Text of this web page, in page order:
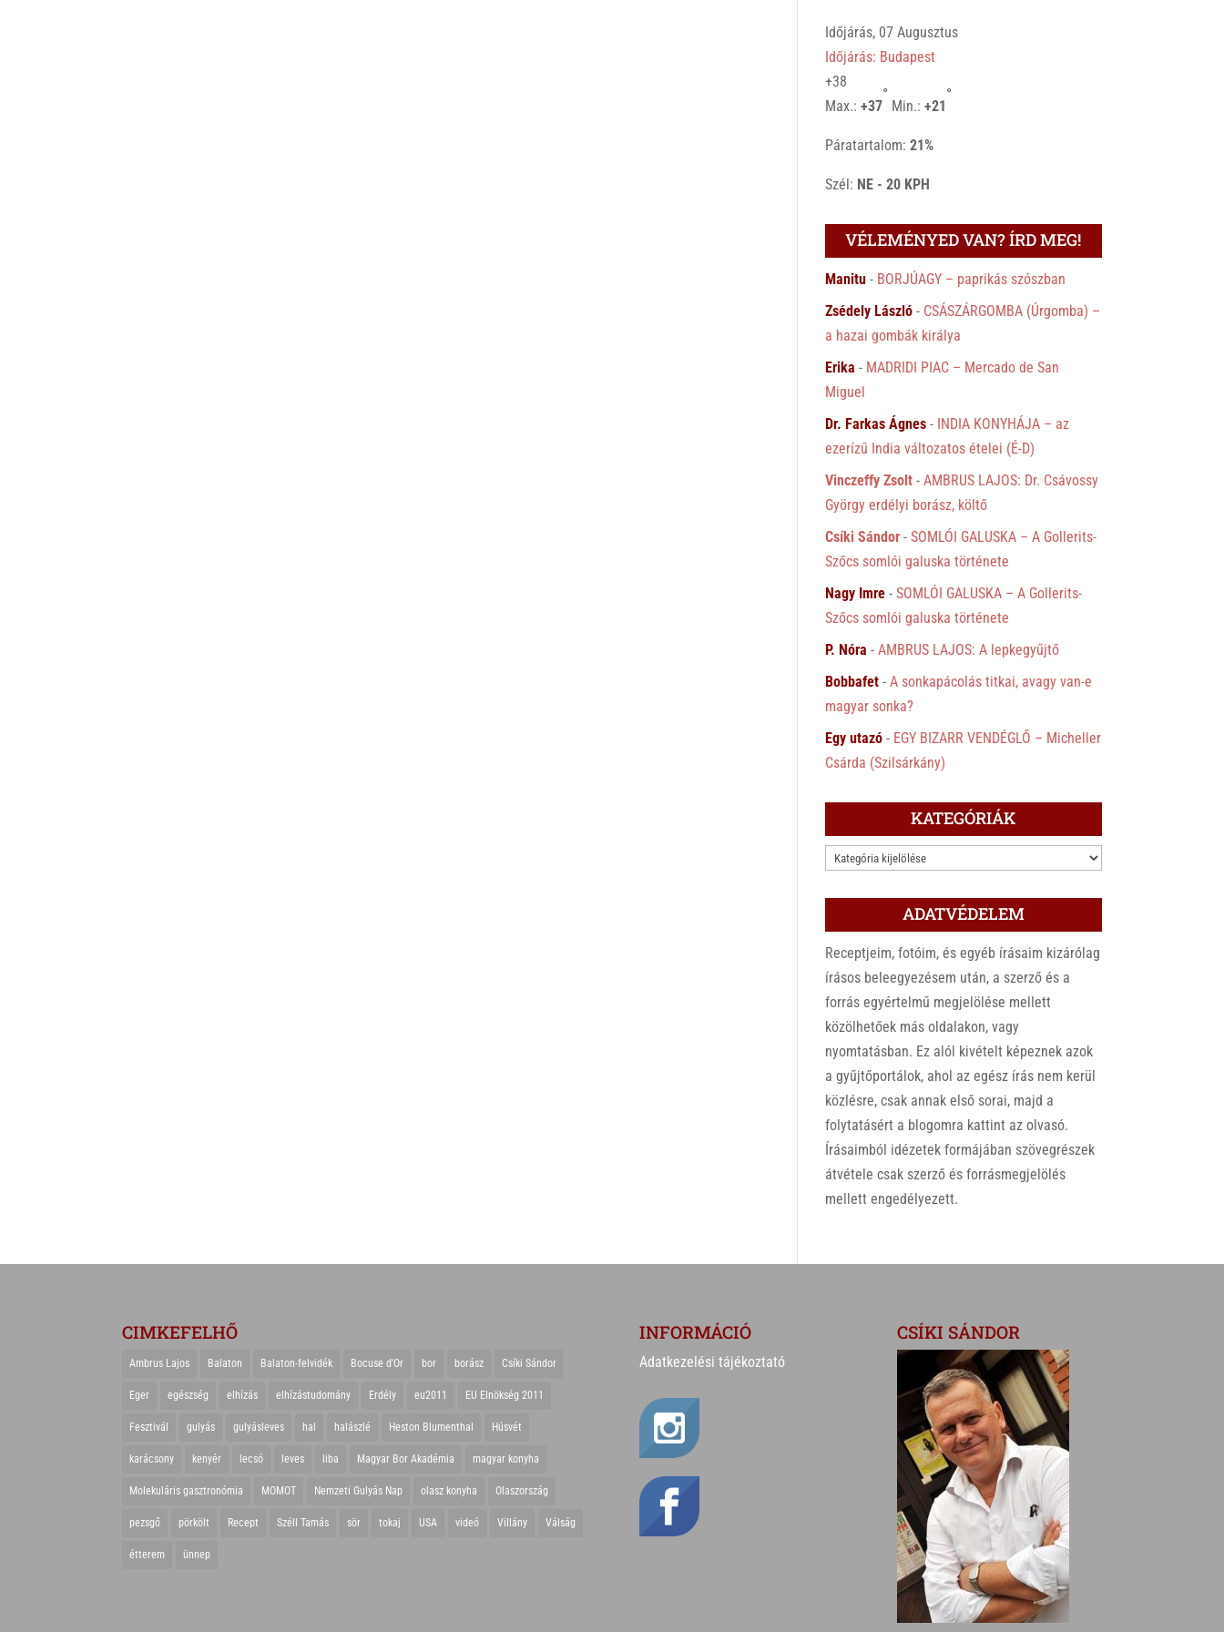
Időjárás, 07 Augusztus
Időjárás: Budapest
+38
Max.:+37
°
Min.:+21
°
Páratartalom:21%
Szél: NE - 20 KPH
VÉLEMÉNYED VAN? ÍRD MEG!
Manitu - BORJÚAGY – paprikás szószban
Zsédely László - CSÁSZÁRGOMBA (Úrgomba) –
a hazai gombák királya
Erika - MADRIDI PIAC – Mercado de San
Miguel
Dr. Farkas Ágnes - INDIA KONYHÁJA – az
ezerízű India változatos ételei (É-D)
Vinczeffy Zsolt -AMBRUS LAJOS: Dr. Csávossy
György erdélyi borász, költő
Csíki Sándor -SOMLÓI GALUSKA – A Gollerits-
Szőcs somlói galuska története
Nagy Imre -SOMLÓI GALUSKA – A Gollerits-
Szőcs somlói galuska története
P. Nóra -AMBRUS LAJOS: A lepkegyűjtő
Bobbafet -A sonkapácolás titkai, avagy van-e
magyar sonka?
Egy utazó - EGY BIZARR VENDÉGLŐ – Micheller
Csárda (Szilsárkány)
KATEGÓRIÁK
KATEGÓRIÁK
ADATVÉDELEM
Receptjeim, fotóim, és egyéb írásaim kizárólag
írásos beleegyezésem után, a szerző és a
forrás egyértelmű megjelölése mellett
közölhetőek más oldalakon, vagy
nyomtatásban. Ez alól kivételt képeznek azok
a gyűjtőportálok, ahol az egész írás nem kerül
közlésre, csak annak első sorai, majd a
folytatásért a blogomra kattint az olvasó.
Írásaimból idézetek formájában szövegrészek
átvétele csak szerző és forrásmegjelölés
mellett engedélyezett.
CIMKEFELHŐ
Ambrus Lajos Balaton Balaton-felvidék Bocuse d'Or bor borász Csíki Sándor
Eger egészség elhízás elhízástudomány Erdély eu2011 EU Elnökség 2011
Fesztivál gulyás gulyásleves hal halászlé Heston Blumenthal Húsvét
karácsony kenyér lecsó leves liba Magyar Bor Akadémia magyar konyha
Molekuláris gasztronómia MOMOT Nemzeti Gulyás Nap olasz konyha Olaszország
pezsgő pörkölt Recept Széll Tamás sör tokaj USA videó Villány Válság
étterem ünnep
INFORMÁCIÓ
Adatkezelési tájékoztató
CSÍKI SÁNDOR